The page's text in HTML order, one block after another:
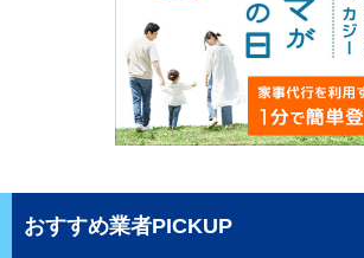
おすすめ業者PICKUP